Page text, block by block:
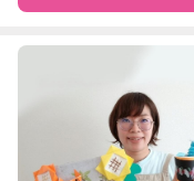
特徴 料金
サポートの特徴
資格